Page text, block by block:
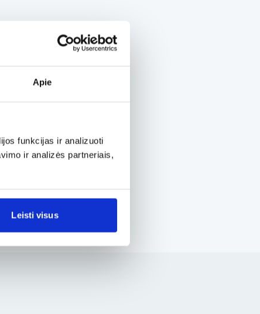
Apie
funkcijas ir analizuoti
ir analizės partneriais,
Leisti visus